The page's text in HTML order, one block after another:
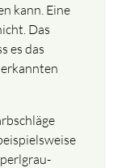
kann. Eine
Das
es das